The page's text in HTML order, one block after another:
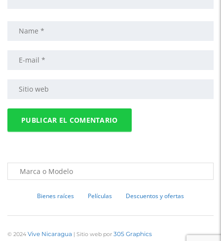
Bienes raíces Películas Descuentos y ofertas
© 2024 Vive Nicaragua | Sitio web por 305 Graphics